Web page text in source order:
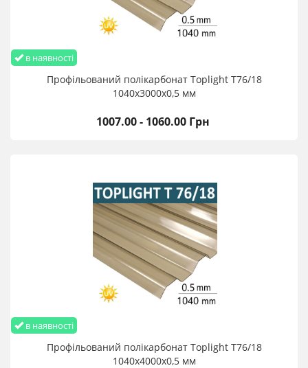
в наявності
Профільований полікарбонат Toplight T76/18
1040х3000х0,5 мм
1007.00 - 1060.00 Грн
в наявності
Профільований полікарбонат Toplight T76/18
1040х4000х0,5 мм